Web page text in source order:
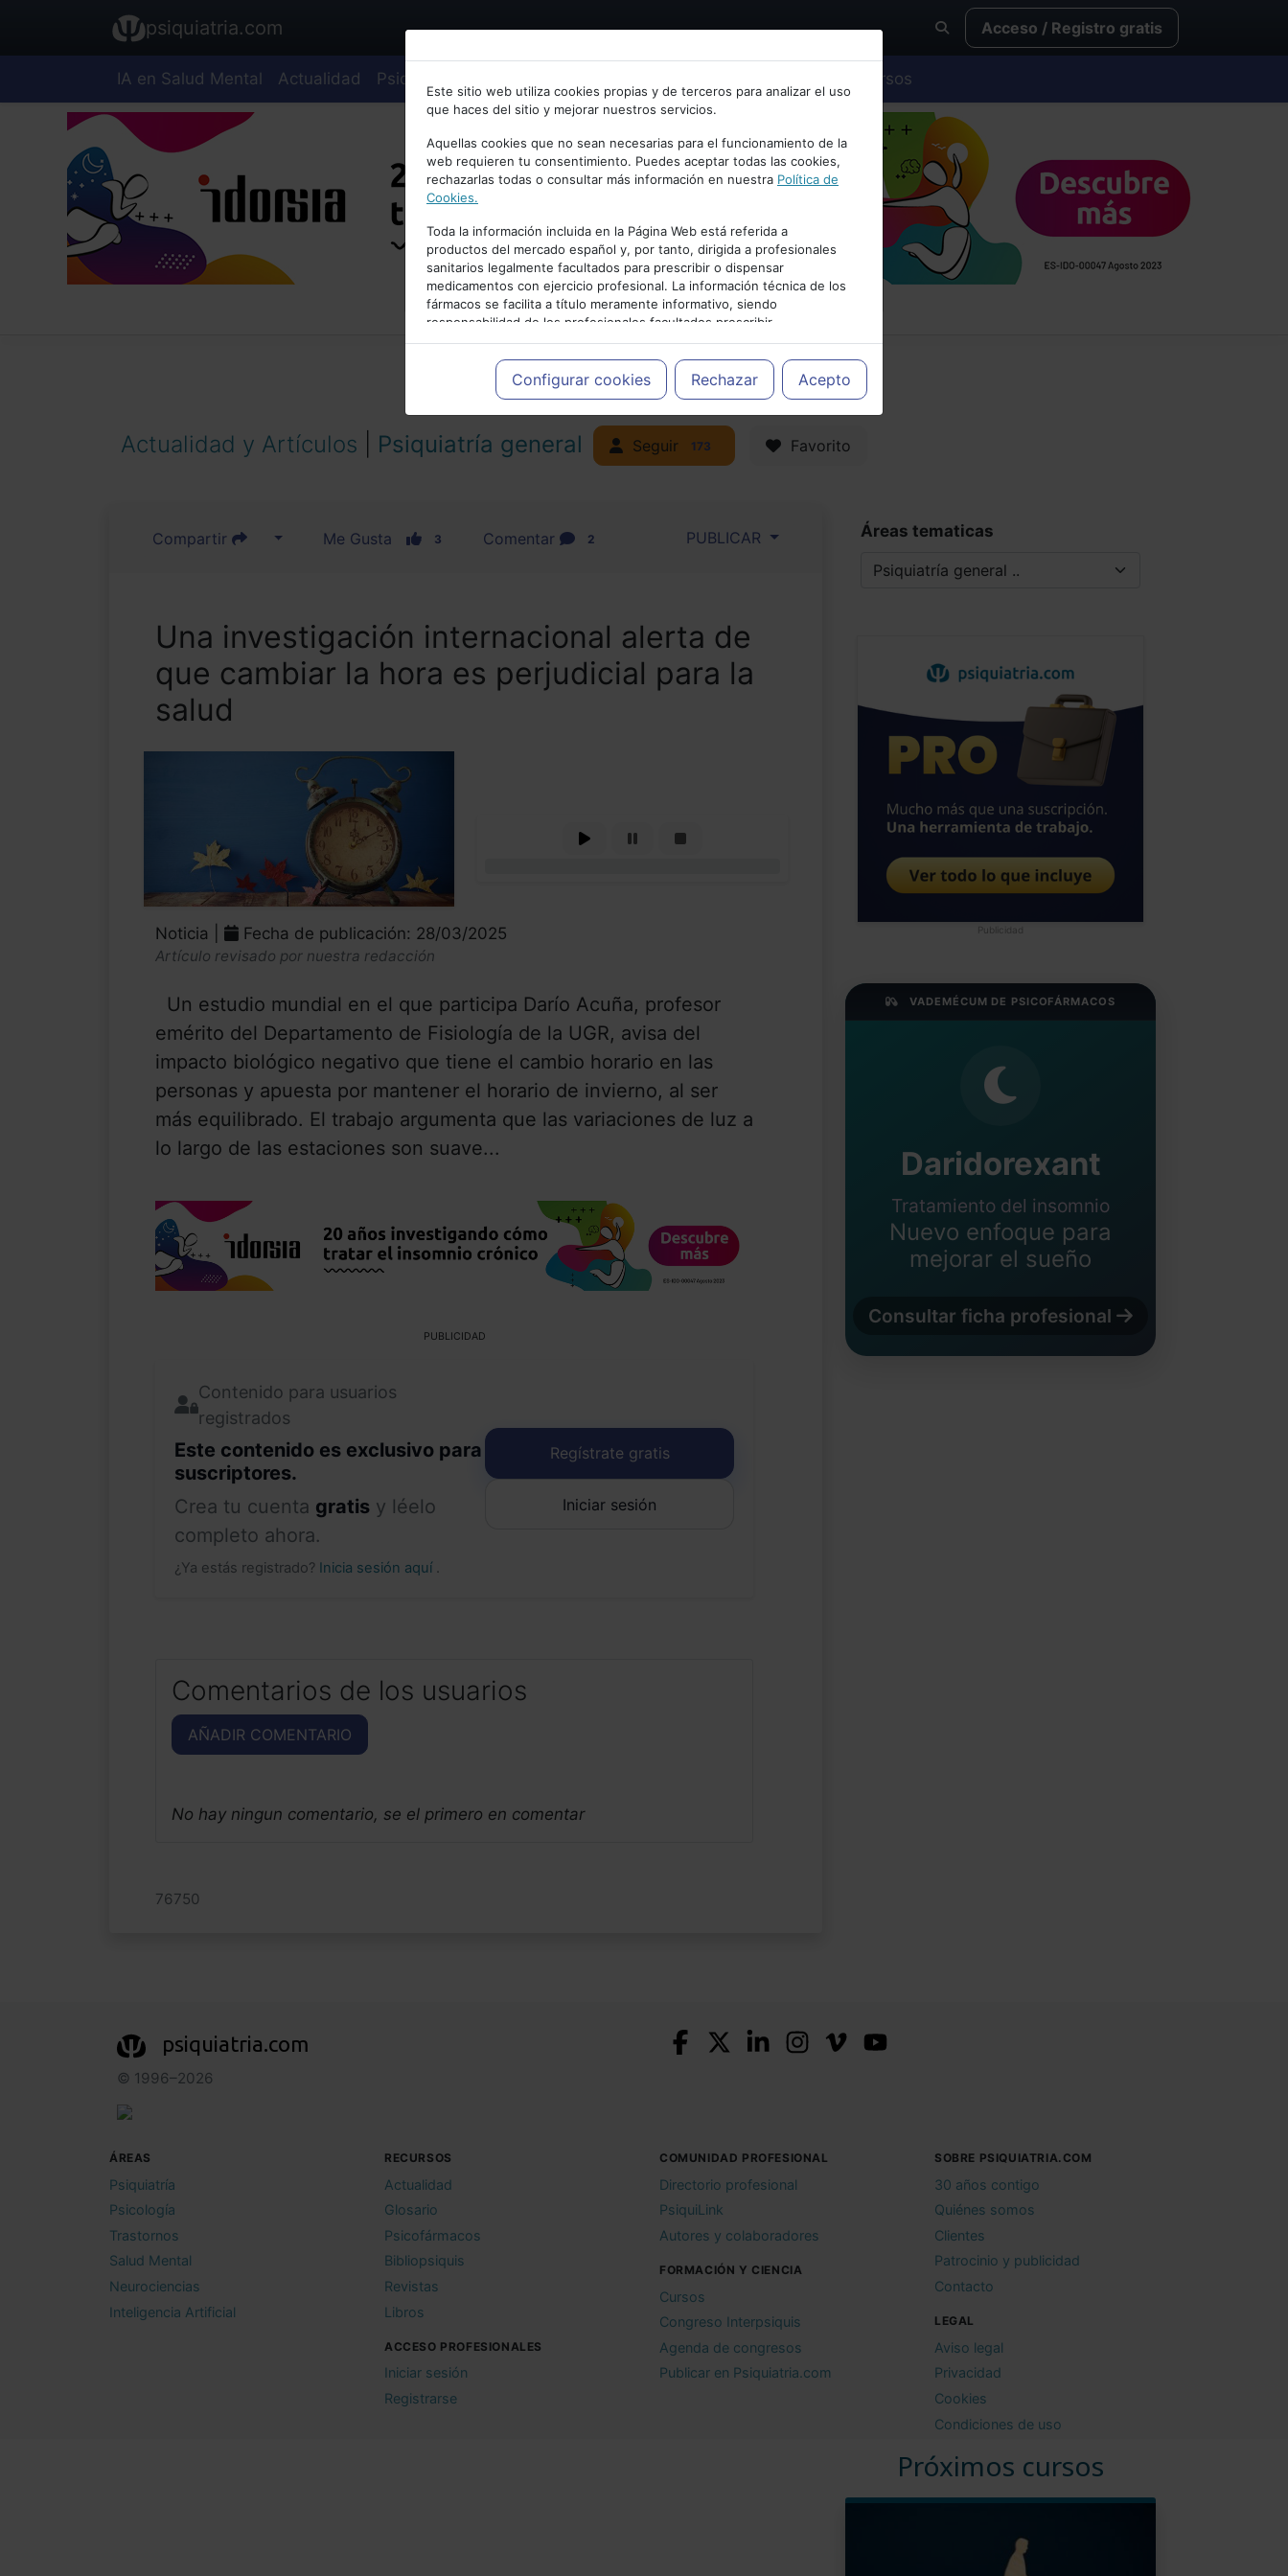
Bienvenid@ a psiquiatria.com
Escribe tu Email
Accede o regístrate con tu email.
Cancelar
psiquiatria.com Acceso / Registro gratis
IA en Salud Mental Actualidad Psiquiatría Cursos
Este sitio web utiliza cookies propias y de terceros para analizar el uso
que haces del sitio y mejorar nuestros servicios.
Aquellas cookies que no sean necesarias para el funcionamiento de la
web requieren tu consentimiento. Puedes aceptar todas las cookies,
rechazarlas todas o consultar más información en nuestra Política de
Cookies.
Toda la información incluida en la Página Web está referida a
productos del mercado español y, por tanto, dirigida a profesionales
sanitarios legalmente facultados para prescribir o dispensar
medicamentos con ejercicio profesional. La información técnica de los
fármacos se facilita a título meramente informativo, siendo
responsabilidad de los profesionales facultados prescribir
medicamentos y decidir, en cada caso concreto, el tratamiento más
adecuado a las necesidades del paciente.
Configurar cookies Rechazar Acepto
PUBLICIDAD
Actualidad y Artículos Psiquiatría general Seguir 173 Favorito
Compartir Me Gusta 3 Comentar 2 PUBLICAR
Una investigación internacional alerta de
que cambiar la hora es perjudicial para la
salud
Noticia | Fecha de publicación: 28/03/2025
Artículo revisado por nuestra redacción
Un estudio mundial en el que participa Darío Acuña, profesor
emérito del Departamento de Fisiología de la UGR, avisa del
impacto biológico negativo que tiene el cambio horario en las
personas y apuesta por mantener el horario de invierno, al ser
más equilibrado. El trabajo argumenta que las variaciones de luz a
lo largo de las estaciones son suave...
PUBLICIDAD
Contenido para usuarios
registrados
Este contenido es exclusivo para
suscriptores.
Crea tu cuenta gratis y léelo
completo ahora.
¿Ya estás registrado? Inicia sesión aquí .
Regístrate gratis
Iniciar sesión
Comentarios de los usuarios
AÑADIR COMENTARIO
No hay ningun comentario, se el primero en comentar
76750
Áreas tematicas
Publicidad
VADEMÉCUM DE PSICOFÁRMACOS
Daridorexant
Tratamiento del insomnio
Nuevo enfoque para
mejorar el sueño
Consultar ficha profesional
Próximos cursos
psiquiatria.com
© 1996–2026
ÁREAS
Psiquiatría
Psicología
Trastornos
Salud Mental
Neurociencias
Inteligencia Artificial
RECURSOS
Actualidad
Glosario
Psicofármacos
Bibliopsiquis
Revistas
Libros
ACCESO PROFESIONALES
Iniciar sesión
Registrarse
COMUNIDAD PROFESIONAL
Directorio profesional
PsiquiLink
Autores y colaboradores
FORMACIÓN Y CIENCIA
Cursos
Congreso Interpsiquis
Agenda de congresos
Publicar en Psiquiatria.com
SOBRE PSIQUIATRIA.COM
30 años contigo
Quiénes somos
Clientes
Patrocinio y publicidad
Contacto
LEGAL
Aviso legal
Privacidad
Cookies
Condiciones de uso